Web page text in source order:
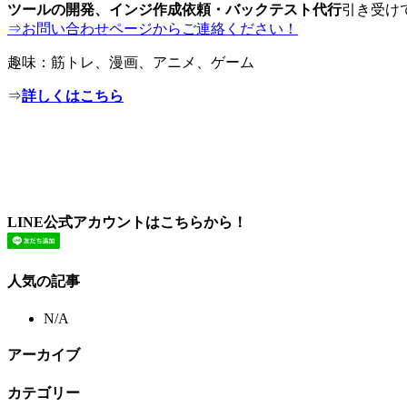
ツールの開発、インジ作成依頼・バックテスト代行引き受け
⇒お問い合わせページからご連絡ください！
趣味：筋トレ、漫画、アニメ、ゲーム
⇒詳しくはこちら
LINE公式アカウントはこちらから！
人気の記事
N/A
アーカイブ
カテゴリー